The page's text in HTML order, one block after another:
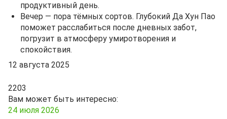
продуктивный день.
Вечер — пора тёмных сортов. Глубокий Да Хун Пао
поможет расслабиться после дневных забот,
погрузит в атмосферу умиротворения и
спокойствия.
12 августа 2025
2203
Вам может быть интересно:
24 июля 2026